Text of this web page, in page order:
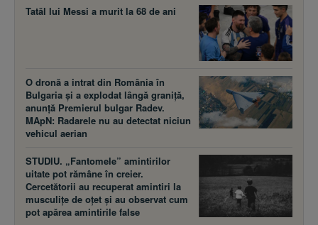
Tatăl lui Messi a murit la 68 de ani
O dronă a intrat din România în
Bulgaria și a explodat lângă graniță,
anunță Premierul bulgar Radev.
MApN: Radarele nu au detectat niciun
vehicul aerian
STUDIU. „Fantomele” amintirilor
uitate pot rămâne în creier.
Cercetătorii au recuperat amintiri la
musculițe de oțet și au observat cum
pot apărea amintirile false